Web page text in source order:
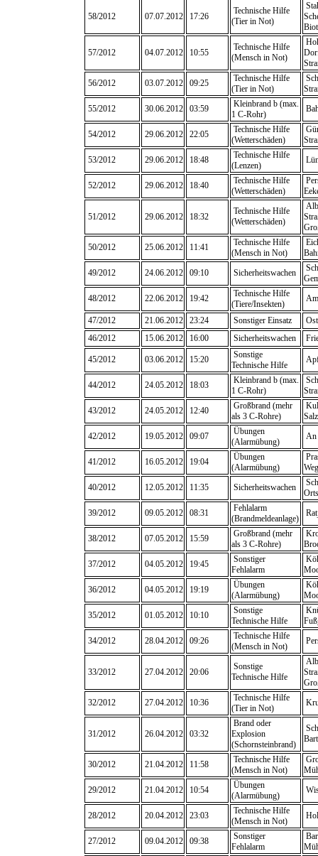
58/2012 07.07.2012 17:26
Technische Hilfe
(Tier in Not)
57/2012 04.07.2012 10:55
Technische Hilfe
(Mensch in Not)
56/2012
03.07.2012 09:25
Technische Hilfe
(Tier in Not)
55/2012
30.06.2012 03:59
Kleinbrand b (max.
1 C-Rohr)
54/2012 29.06.2012 22:05
Technische Hilfe
(Wetterschäden)
53/2012
29.06.2012 18:48
Technische Hilfe
(Lenzen)
52/2012 29.06.2012 18:40
Technische Hilfe
(Wetterschäden)
51/2012 29.06.2012 18:32
Technische Hilfe
(Wetterschäden)
50/2012
25.06.2012 11:41
Technische Hilfe
(Mensch in Not)
49/2012
24.06.2012 09:10 Sicherheitswachen
48/2012
22.06.2012 19:42
Technische Hilfe
(Tiere/Insekten)
47/2012 21.06.2012 23:24 Sonstiger Einsatz
46/2012
15.06.2012 16:00 Sicherheitswachen
45/2012 03.06.2012 15:20
Sonstige
Technische Hilfe
44/2012 24.05.2012 18:03
Kleinbrand b (max.
1 C-Rohr)
43/2012
24.05.2012 12:40
Großbrand (mehr
als 3 C-Rohre)
42/2012
19.05.2012 09:07
Übungen
(Alarmübung)
An
41/2012 16.05.2012 19:04
Übungen
(Alarmübung)
Weg
40/2012
12.05.2012 11:35 Sicherheitswachen
39/2012
09.05.2012 08:31
Fehlalarm
(Brandmeldeanlage)
38/2012 07.05.2012 15:59
Großbrand (mehr
als 3 C-Rohre)
37/2012
04.05.2012 19:45
Sonstiger
Fehlalarm
36/2012
04.05.2012 19:19
Übungen
(Alarmübung)
35/2012
01.05.2012 10:10
Sonstige
Technische Hilfe
34/2012
28.04.2012 09:26
Technische Hilfe
(Mensch in Not)
33/2012 27.04.2012 20:06
Sonstige
Technische Hilfe
32/2012
27.04.2012 10:36
Technische Hilfe
(Tier in Not)
31/2012 26.04.2012 03:32
Brand oder
Explosion
(Schornsteinbrand)
30/2012 21.04.2012 11:58
Technische Hilfe
(Mensch in Not)
29/2012
21.04.2012 10:54
Übungen
(Alarmübung)
28/2012 20.04.2012 23:03
Technische Hilfe
(Mensch in Not)
27/2012 09.04.2012 09:38
Sonstiger
Fehlalarm